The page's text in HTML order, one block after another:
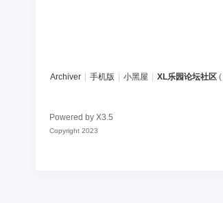
Archiver 手机版 小黑屋 XL乐园论坛社区 (
Powered by X3.5
Copyright 2023